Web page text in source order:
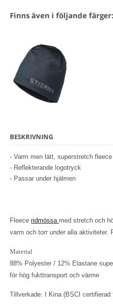
Finns även i följande färger:
BESKRIVNING
- Varm men lätt, superstretch fleece
- Reflekterande logotryck
- Passar under hjälmen
Fleece ridmössa med stretch och
varm och torr under alla aktiviteter.
Material
88% Polyester / 12% Elastane
för hög fukttransport och värme
Tillverkade: I Kina (BSCI certifierad